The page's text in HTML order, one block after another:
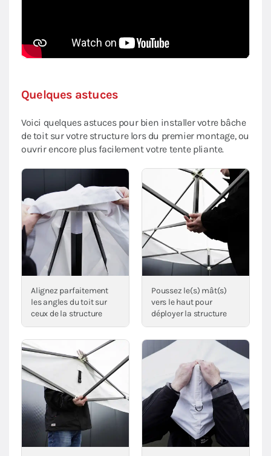
Quelques astuces
Voici quelques astuces pour bien installer votre bâche
de toit sur votre structure lors du premier montage, ou
ouvrir encore plus facilement votre tente pliante.
Alignez parfaitement
les angles du toit sur
ceux de la structure
Poussez le(s) mât(s)
vers le haut pour
déployer la structure